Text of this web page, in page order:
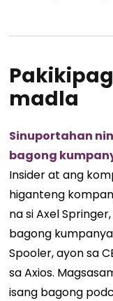
madla
Sinuportahan
bagong
Insider at ang
higanteng
na si Axel
bagong
Spooler, ayon sa
sa Axios.
isang bagong